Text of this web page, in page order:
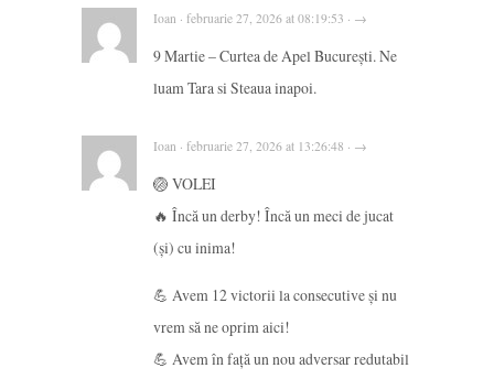
Ioan · februarie 27, 2026 at 08:19:53 · →
9 Martie – Curtea de Apel București. Ne
luam Tara si Steaua inapoi.
Ioan · februarie 27, 2026 at 13:26:48 · →
🏐 VOLEI
🔥 Încă un derby! Încă un meci de jucat
(și) cu inima!
💪 Avem 12 victorii la consecutive și nu
vrem să ne oprim aici!
💪 Avem în față un nou adversar redutabil